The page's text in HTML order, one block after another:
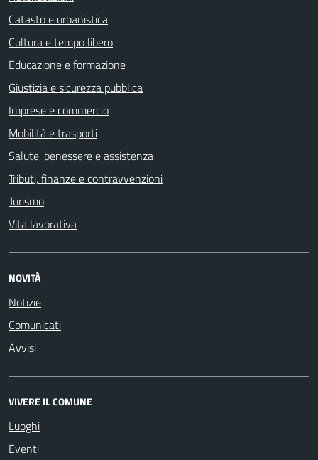
Catasto e urbanistica
Cultura e tempo libero
Educazione e formazione
Giustizia e sicurezza pubblica
Imprese e commercio
Mobilità e trasporti
Salute, benessere e assistenza
Tributi, finanze e contravvenzioni
Turismo
Vita lavorativa
NOVITÀ
Notizie
Comunicati
Avvisi
VIVERE IL COMUNE
Luoghi
Eventi